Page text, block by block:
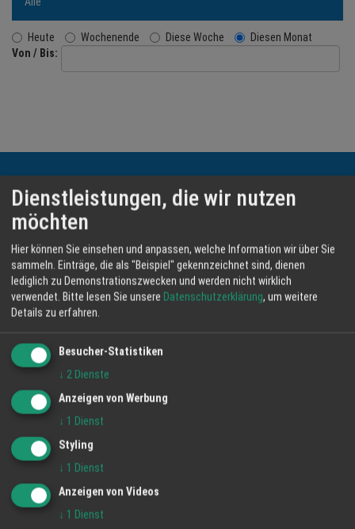
BRANCHEN
JOBS
KONTAKT
Heute Wochenende Diese Woche
Diesen Monat
Von / Bis:
KONTAKT INFORMATIONEN
Happytime24 Services GmbH
lindenweg 23
61231 Bad Nauheim
Telefon: 06032 80108
Email:mayen-koblenz@ht24services.de
Impressum
BILDER DER REGION
Dienstleistungen, die wir nutzen
möchten
Hier können Sie einsehen und anpassen, welche Information wir über Sie
sammeln. Einträge, die als "Beispiel" gekennzeichnet sind, dienen
lediglich zu Demonstrationszwecken und werden nicht wirklich
verwendet. Bitte lesen Sie unsere Datenschutzerklärung, um weitere
Details zu erfahren.
Besucher-Statistiken
↓ 2 Dienste
Anzeigen von Werbung
↓ 1 Dienst
Styling
↓ 1 Dienst
Anzeigen von Videos
↓ 1 Dienst